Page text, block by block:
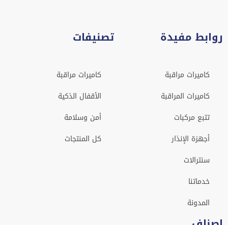
روابط مفيدة
كاميرات مراقبة
كاميرات المراقبة
تتبع مركبات
أجهزة الإنذار
سنترالات
خدماتنا
المدونة
تصنيفات
كاميرات مراقبة
الأقفال الذكية
أمن وسلامة
كل المنتجات